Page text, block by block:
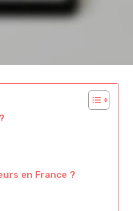
en France ?